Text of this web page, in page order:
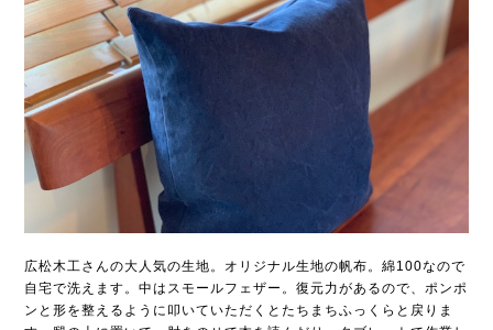
広松木工さんの大人気の生地。オリジナル生地の帆布。綿100なので
自宅で洗えます。中はスモールフェザー。復元力があるので、ポンポ
ンと形を整えるように叩いていただくとたちまちふっくらと戻りま